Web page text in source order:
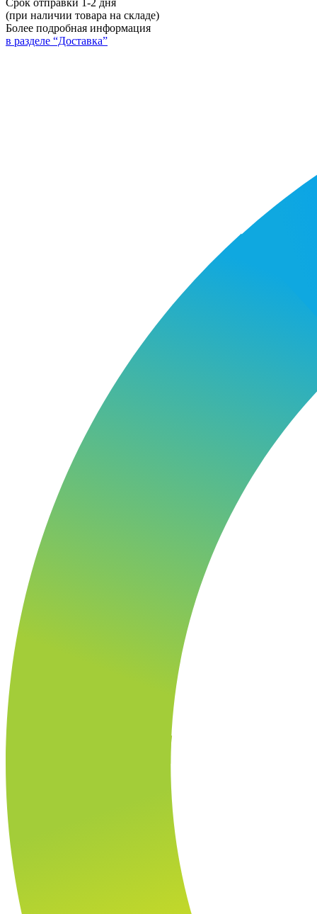
Срок отправки 1-2 дня
(при наличии товара на складе)
Более подробная информация
в разделе “Доставка”